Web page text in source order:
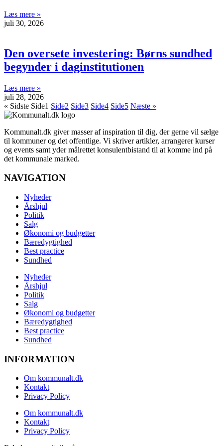
Læs mere »
juli 30, 2026
Den oversete investering: Børns sundhed
begynder i daginstitutionen
Læs mere »
juli 28, 2026
« Sidste Side1 Side2 Side3 Side4 Side5 Næste »
Kommunalt.dk giver masser af inspiration til dig, der gerne vil sælge
til kommuner og det offentlige. Vi skriver artikler, arrangerer kurser
og events samt yder målrettet konsulentbistand til at komme ind på
det kommunale marked.
NAVIGATION
Nyheder
Årshjul
Politik
Salg
Økonomi og budgetter
Bæredygtighed
Best practice
Sundhed
Nyheder
Årshjul
Politik
Salg
Økonomi og budgetter
Bæredygtighed
Best practice
Sundhed
INFORMATION
Om kommunalt.dk
Kontakt
Privacy Policy
Om kommunalt.dk
Kontakt
Privacy Policy